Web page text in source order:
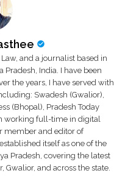
and a journalist based in
Pradesh, India. I have been
the years, I have served with
Swadesh (Gwalior),
(Bhopal), Pradesh Today
working full-time in digital
member and editor of
itself as one of the
Pradesh, covering the latest
Gwalior, and across the state.